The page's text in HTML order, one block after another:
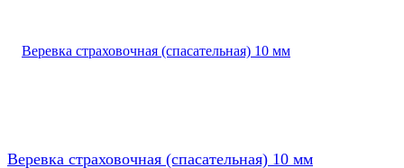
Веревка страховочная (спасательная) 10 мм